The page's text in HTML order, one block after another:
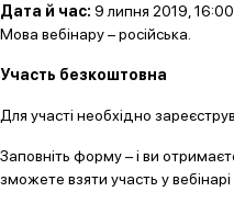
Дата й час: 9 липня 2019,
Мова вебінару – російська.
Участь безкоштовна
Для участі необхідно
Заповніть форму – і ви
зможете взяти участь у